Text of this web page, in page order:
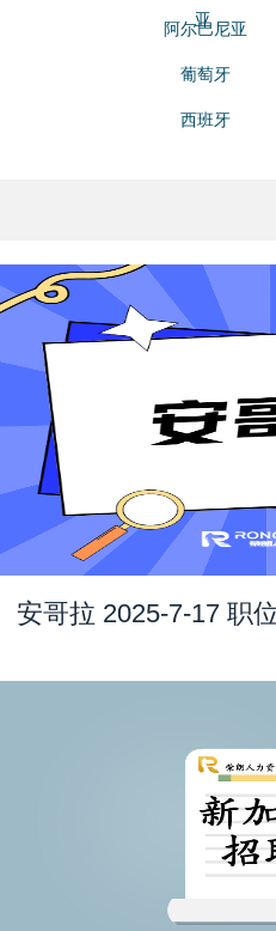
亚
阿尔巴尼亚
葡萄牙
西班牙
安哥拉 2025-7-17 职